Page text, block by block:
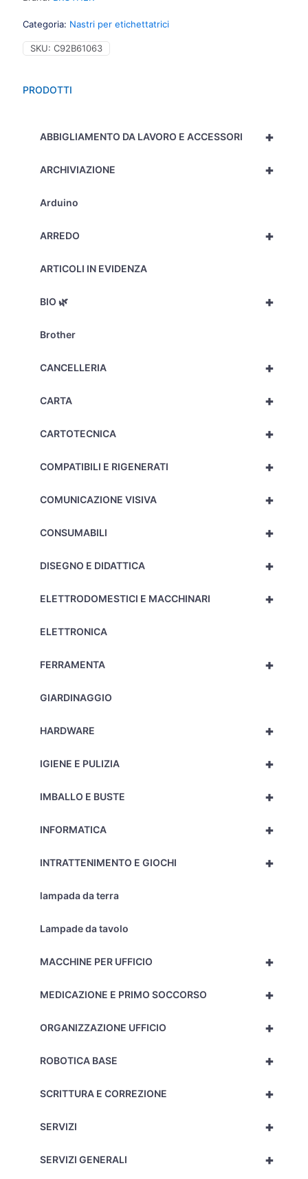
PRODOTTI
+
ABBIGLIAMENTO DA LAVORO E ACCESSORI
+
ARCHIVIAZIONE
Arduino
+
ARREDO
ARTICOLI IN EVIDENZA
+
BIO 🌿
Brother
+
CANCELLERIA
+
CARTA
+
CARTOTECNICA
+
COMPATIBILI E RIGENERATI
+
COMUNICAZIONE VISIVA
+
CONSUMABILI
+
DISEGNO E DIDATTICA
+
ELETTRODOMESTICI E MACCHINARI
ELETTRONICA
+
FERRAMENTA
GIARDINAGGIO
+
HARDWARE
+
IGIENE E PULIZIA
+
IMBALLO E BUSTE
+
INFORMATICA
+
INTRATTENIMENTO E GIOCHI
lampada da terra
Lampade da tavolo
+
MACCHINE PER UFFICIO
+
MEDICAZIONE E PRIMO SOCCORSO
+
ORGANIZZAZIONE UFFICIO
+
ROBOTICA BASE
+
SCRITTURA E CORREZIONE
+
SERVIZI
+
SERVIZI GENERALI
Categoria: Nastri per etichettatrici
SKU: C92B61063